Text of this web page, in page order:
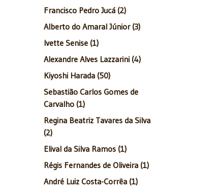
Francisco Pedro Jucá (2)
Alberto do Amaral Júnior (3)
Ivette Senise (1)
Alexandre Alves Lazzarini (4)
Kiyoshi Harada (50)
Sebastião Carlos Gomes de
Carvalho (1)
Regina Beatriz Tavares da Silva
(2)
Elival da Silva Ramos (1)
Régis Fernandes de Oliveira (1)
André Luiz Costa-Corrêa (1)